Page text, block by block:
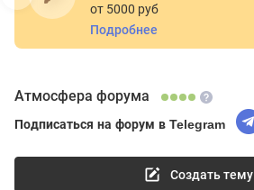
от 5000 руб
Подробнее
Атмосфера форума
Подписаться на форум в Telegram
Создать тему